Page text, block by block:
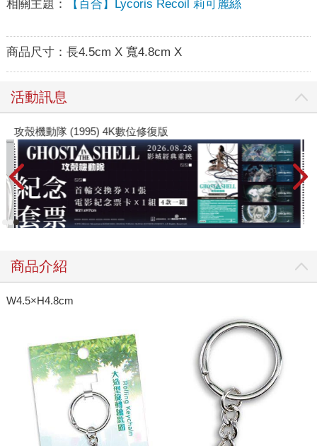
相關主題： 【百合】Lycoris Recoil 莉可麗絲
商品尺寸： 長4.5cm X 寬4.8cm X
活動訊息
攻殼機動隊 (1995) 4K數位修復版
商品介紹
W4.5×H4.8cm